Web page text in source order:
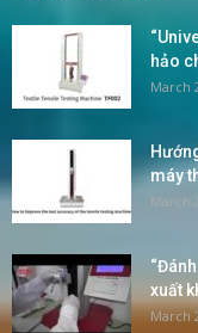
hảo
March
máy
March
xuất
March